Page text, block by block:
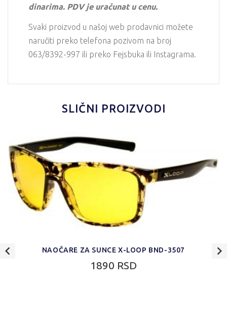
dinarima. PDV je uračunat u cenu.
Svaki proizvod u našoj web prodavnici možete
naručiti preko telefona pozivom na broj
063/8392-997 ili preko Fejsbuka ili Instagrama.
SLIČNI PROIZVODI
NAOČARE ZA SUNCE X-LOOP BND-3507
1890 RSD